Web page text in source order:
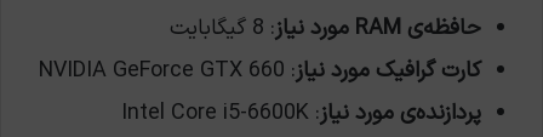
حافظه‌ی RAM مورد نیاز
: 8 گیگابایت
کارت گرافیک مورد نیاز: NVIDIA GeForce GTX 660
پردازنده‌ی مورد نیاز: Intel Core i5-6600K